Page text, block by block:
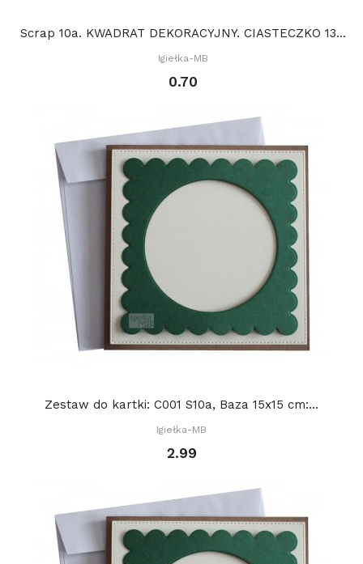
Scrap 10a. KWADRAT DEKORACYJNY. CIASTECZKO 13...
Igiełka-MB
0.70
Zestaw do kartki: C001 S10a, Baza 15x15 cm:...
Igiełka-MB
2.99